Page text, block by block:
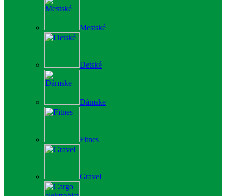
Mestské
Detské
Dámske
Fitnes
Gravel